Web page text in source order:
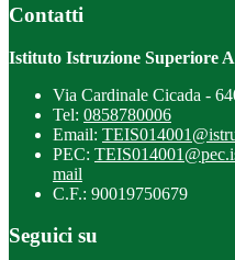
Contatti
Istituto Istruzione Superiore
Via Cardinale Cicada -
Tel: 0858780006
Email:
PEC:
mail
C.F.: 90019750679
Seguici su